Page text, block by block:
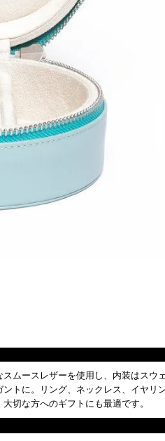
ムースレザーを使用し、内装はスウ
トに。リング、ネックレス、イヤリ
切な方へのギフトにも最適です。